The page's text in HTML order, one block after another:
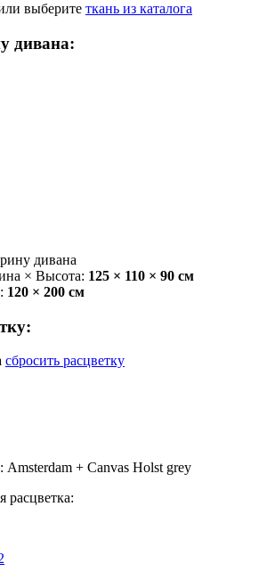
выберите ткань из каталога
дивана:
× Высота: 125 × 110 × 90 см
120 × 200 см
сбросить расцветку
+ Canvas Holst grey
расцветка: